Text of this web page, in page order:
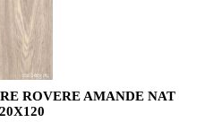
ROVERE AMANDE NAT
20X120